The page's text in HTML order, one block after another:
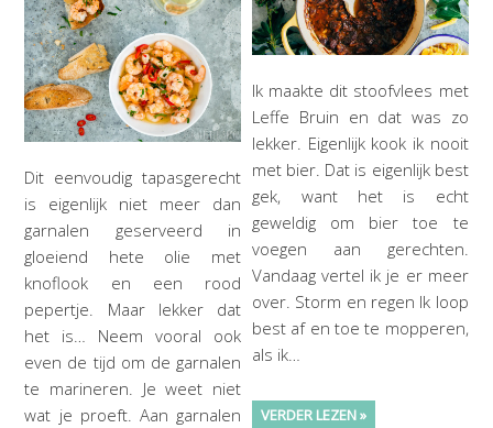
Dit eenvoudig tapasgerecht
is eigenlijk niet meer dan
garnalen geserveerd in
gloeiend hete olie met
knoflook en een rood
pepertje. Maar lekker dat
het is… Neem vooral ook
even de tijd om de garnalen
te marineren. Je weet niet
wat je proeft. Aan garnalen
Ik maakte dit stoofvlees met
Leffe Bruin en dat was zo
lekker. Eigenlijk kook ik nooit
met bier. Dat is eigenlijk best
gek, want het is echt
geweldig om bier toe te
voegen aan gerechten.
Vandaag vertel ik je er meer
over. Storm en regen Ik loop
best af en toe te mopperen,
als ik…
VERDER LEZEN »